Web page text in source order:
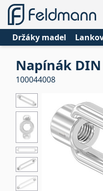
Držáky madel
Napínák
100044008